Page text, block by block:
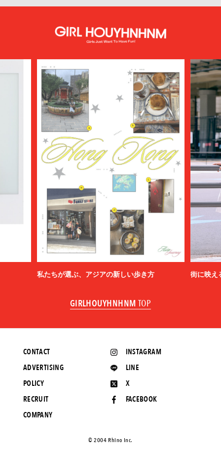
私たちが選ぶ、アジアの新しい歩き方 街に映え
GIRLHOUYHNHNM TOP
INSTAGRAM
LINE
X
FACEBOOK
CONTACT
ADVERTISING
POLICY
RECRUIT
COMPANY
©️ 2004 Rhino Inc.